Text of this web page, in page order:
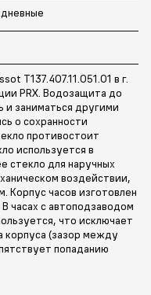
T137.407.11.051.01 в г.
PRX. Водозащита до
и заниматься другими
о сохранности
противостоит
используется в
стекло для наручных
воздействии,
Корпус часов изготовлен
часах с автоподзаводом
что исключает
корпуса (зазор между
попаданию